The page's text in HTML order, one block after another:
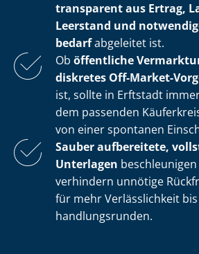
transparent aus Ertrag,
Leerstand und
be­darfabgeleitet ist.
Ob öffentliche
diskretes Off-Market-
ist, sollte in Erftstadt
dem passenden
von einer spontanen
Sauber aufbereitete,
Unterlagen
verhindern unnötige
für mehr Verlässlichkeit
hand­lungs­run­den.